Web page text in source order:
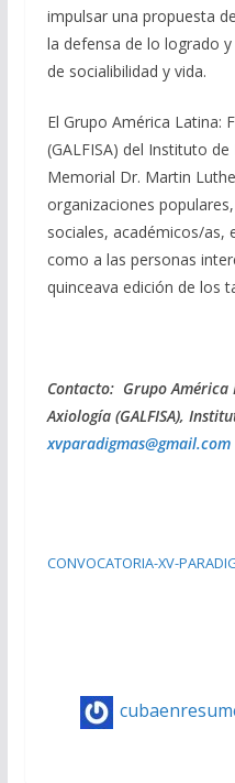
impulsar una propuesta
la defensa de lo logrado
de socialibilidad y vida.
El Grupo América Latina:
(GALFISA) del Instituto
Memorial Dr. Martin
organizaciones
sociales, académicos/as,
como a las personas
quinceava edición de los
Contacto: Grupo América
Axiología (GALFISA),
xvparadigmas@gmail.com
CONVOCATORIA-XV-